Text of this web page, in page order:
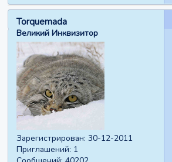
Torquemada
Великий Инквизитор
Зарегистрирован: 30-12-2011
Приглашений: 1